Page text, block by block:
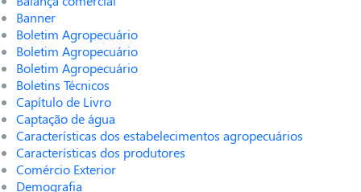
Banner
Boletim Agropecuário
Boletim Agropecuário
Boletim Agropecuário
Boletins Técnicos
Capítulo de Livro
Captação de água
Características dos estabelecimentos agropecuários
Características dos produtores
Comércio Exterior
Demografia